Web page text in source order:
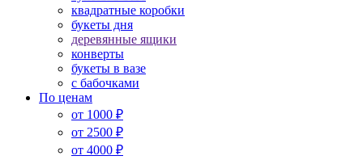
квадратные коробки
букеты дня
деревянные ящики
конверты
букеты в вазе
с бабочками
По ценам
от 1000 ₽
от 2500 ₽
от 4000 ₽